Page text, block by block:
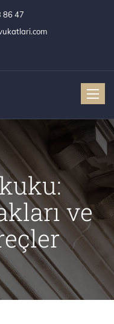
86 47
ve